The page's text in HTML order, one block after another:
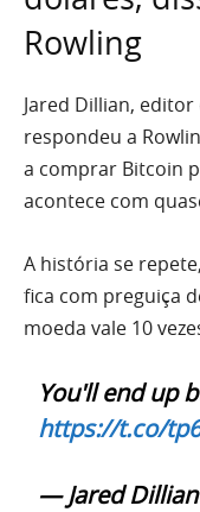
Rowling
Jared Dillian,
respondeu a
a comprar Bitcoin
acontece com
A história se
fica com preguiça
moeda vale 10
You'll end up
https://t.co/
— Jared